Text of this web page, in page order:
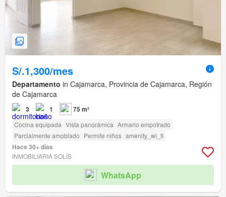
S/.1,300/mes
Departamento in Cajamarca, Provincia de Cajamarca, Región
de Cajamarca
3 1 75 m²
Cocina equipada Vista panorámica Armario empotrado
Parcialmente amoblado Permite niños amenity_wi_fi
Hace 30+ días
INMOBILIARIA SOLÍS
WhatsApp